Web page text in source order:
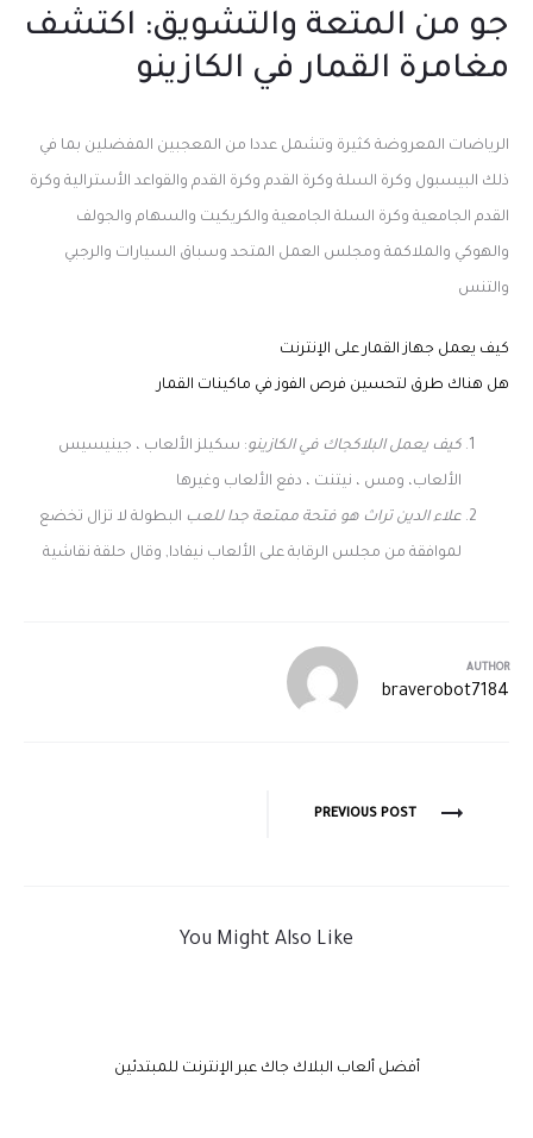
جو من المتعة والتشويق: اكتشف
مغامرة القمار في الكازينو
الرياضات المعروضة كثيرة وتشمل عددا من المعجبين المفضلين بما في
ذلك البيسبول وكرة السلة وكرة القدم وكرة القدم والقواعد الأسترالية وكرة
القدم الجامعية وكرة السلة الجامعية والكريكيت والسهام والجولف
والهوكي والملاكمة ومجلس العمل المتحد وسباق السيارات والرجبي
والتنس
كيف يعمل جهاز القمار على الإنترنت
هل هناك طرق لتحسين فرص الفوز في ماكينات القمار
كيف يعمل البلاكجاك في الكازينو: سكيلز الألعاب ، جينيسيس
الألعاب، ومس ، نيتنت ، دفع الألعاب وغيرها
علاء الدين تراث هو فتحة ممتعة جدا للعب البطولة لا تزال تخضع
لموافقة من مجلس الرقابة على الألعاب نيفادا, وقال حلقة نقاشية
AUTHOR
braverobot7184
PREVIOUS POST
You Might Also Like
أفضل ألعاب البلاك جاك عبر الإنترنت للمبتدئين